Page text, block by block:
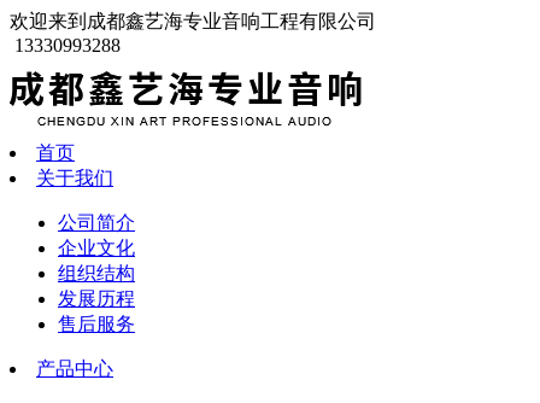
欢迎来到成都鑫艺海专业音响工程有限公司
13330993288
首页
关于我们
公司简介
企业文化
组织结构
发展历程
售后服务
产品中心